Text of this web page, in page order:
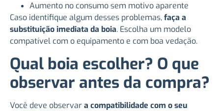
Aumento no consumo sem motivo aparente
Caso identifique algum desses problemas,faça a
substituição imediata da boia. Escolha um modelo
compatível com o equipamento e com boa vedação.
Qual boia escolher? O que
observar antes da compra?
Você deve observara compatibilidade com o seu